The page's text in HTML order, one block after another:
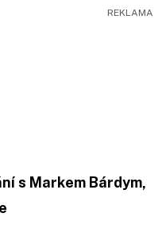
s Markem Bárdym,